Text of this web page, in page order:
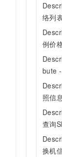
络列
例价
bute
照信
查询
换机